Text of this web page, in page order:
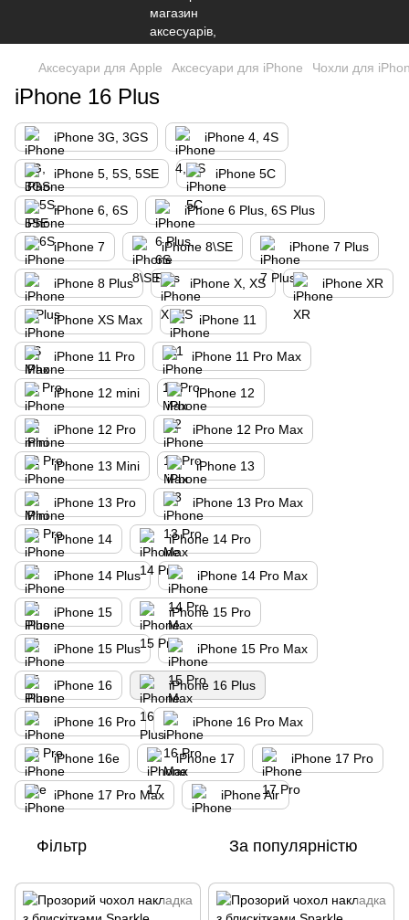
Аксесуари для Apple Аксесуари для iPhone Чохли для
iPhone 16 Plus
iPhone 3G, 3GS iPhone 4, 4S
iPhone 5, 5S, 5SE iPhone 5C
iPhone 6, 6S iPhone 6 Plus, 6S Plus
iPhone 7 iPhone 8\SE iPhone 7 Plus
iPhone 8 Plus iPhone X, XS iPhone XR
iPhone XS Max iPhone 11
iPhone 11 Pro iPhone 11 Pro Max
iPhone 12 mini iPhone 12
iPhone 12 Pro iPhone 12 Pro Max
iPhone 13 Mini iPhone 13
iPhone 13 Pro iPhone 13 Pro Max
iPhone 14 iPhone 14 Pro
iPhone 14 Plus iPhone 14 Pro Max
iPhone 15 iPhone 15 Pro
iPhone 15 Plus iPhone 15 Pro Max
iPhone 16 iPhone 16 Plus
iPhone 16 Pro iPhone 16 Pro Max
iPhone 16e iPhone 17 iPhone 17 Pro
iPhone 17 Pro Max iPhone Air
Фільтр За популярністю